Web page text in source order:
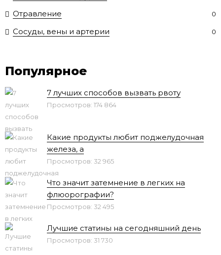
Отравление 0
Сосуды, вены и артерии 0
Популярное
7 лучших способов вызвать рвоту
Просмотров: 174 864
Какие продукты любит поджелудочная
железа, а
Просмотров: 32 965
Что значит затемнение в легких на
флюорографии?
Просмотров: 32 495
Лучшие статины на сегодняшний день
Просмотров: 31 730